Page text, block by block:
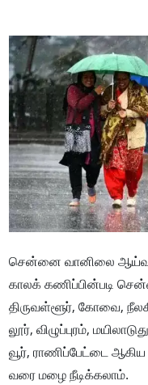
சென்னை வானிலை ஆய்வு
காலக் கணிப்பின்படி
திருவள்ளூர், கோவை,
லூர், விழுப்புரம்,
வூர், ராணிப்பேட்டை
வரை மழை நீடிக்கலாம்.